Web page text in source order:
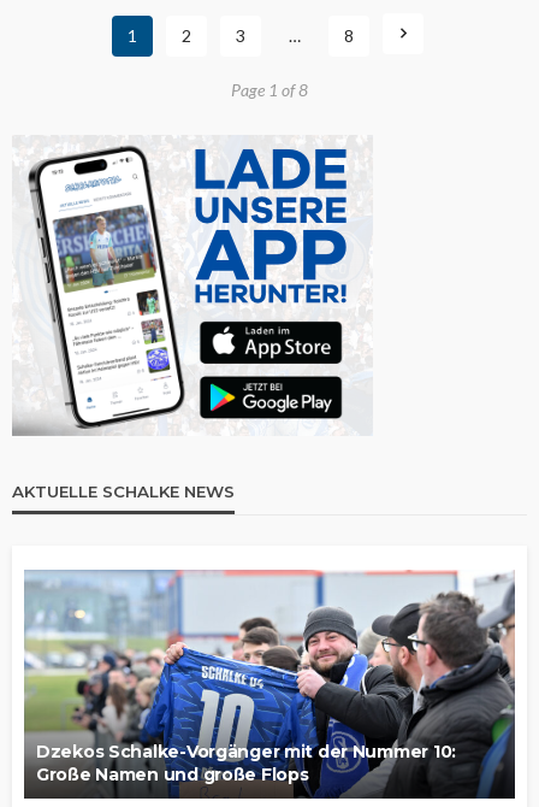
1 2 3 … 8
Page 1 of 8
AKTUELLE SCHALKE NEWS
Dzekos Schalke-Vorgänger mit der Nummer 10:
Große Namen und große Flops